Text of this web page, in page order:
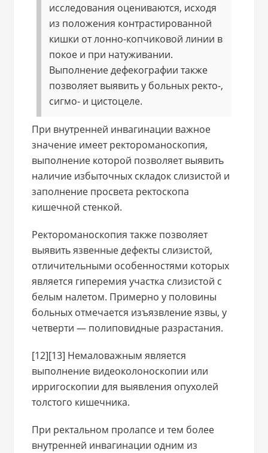
исследования оцениваются, исходя
из положения контрастированной
кишки от лонно-копчиковой линии в
покое и при натуживании.
Выполнение дефекографии также
позволяет выявить у больных ректо-,
сигмо- и цистоцеле.
При внутренней инвагинации важное
значение имеет ректороманоскопия,
выполнение которой позволяет выявить
наличие избыточных складок слизистой и
заполнение просвета ректоскопа
кишечной стенкой.
Ректороманоскопия также позволяет
выявить язвенные дефекты слизистой,
отличительными особенностями которых
является гиперемия участка слизистой с
белым налетом. Примерно у половины
больных отмечается изъязвление язвы, у
четверти — полиповидные разрастания.
[12][13] Немаловажным является
выполнение видеоколоноскопии или
ирригоскопии для выявления опухолей
толстого кишечника.
При ректальном пролапсе и тем более
внутренней инвагинации одним из